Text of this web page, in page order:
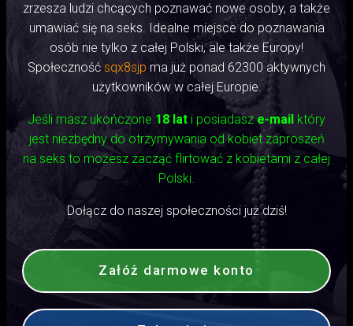
zrzesza ludzi chcących poznawać nowe osoby, a także
umawiać się na seks. Idealne miejsce do poznawania
osób nie tylko z całej Polski, ale także Europy!
Społeczność sqx8sjp ma już ponad 62300 aktywnych
użytkowników w całej Europie.
Jeśli masz ukończone 18 lat i posiadasze-mail który
jest niezbędny do otrzymywania od kobiet zaproszeń
na seks to możesz zacząć flirtować z kobietami z całej
Polski.
Dołącz do naszej społeczności już dziś!
Załóż darmowe konto